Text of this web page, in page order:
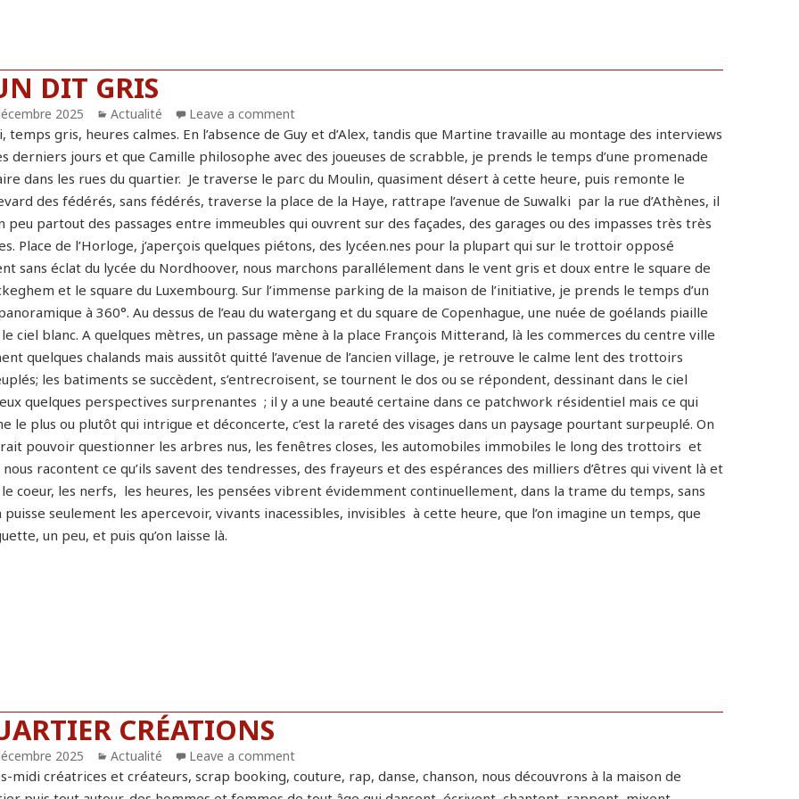
DIT GRIS
2025 Catégories
Actualité Leave a comment
temps gris, heures calmes. En l’absence de Guy et d’Alex, tandis que Martine travaille au montage des interviews
derniers jours et que Camille philosophe avec des joueuses de scrabble, je prends le temps d’une promenade
dans les rues du quartier. Je traverse le parc du Moulin, quasiment désert à cette heure, puis remonte le
des fédérés, sans fédérés, traverse la place de la Haye, rattrape l’avenue de Suwalki par la rue d’Athènes, il
peu partout des passages entre immeubles qui ouvrent sur des façades, des garages ou des impasses très très
Place de l’Horloge, j’aperçois quelques piétons, des lycéen.nes pour la plupart qui sur le trottoir opposé
sans éclat du lycée du Nordhoover, nous marchons parallélement dans le vent gris et doux entre le square de
et le square du Luxembourg. Sur l’immense parking de la maison de l’initiative, je prends le temps d’un
à 360°. Au dessus de l’eau du watergang et du square de Copenhague, une nuée de goélands piaille
ciel blanc. A quelques mètres, un passage mène à la place François Mitterand, là les commerces du centre ville
quelques chalands mais aussitôt quitté l’avenue de l’ancien village, je retrouve le calme lent des trottoirs
les batiments se succèdent, s’entrecroisent, se tournent le dos ou se répondent, dessinant dans le ciel
quelques perspectives surprenantes ; il y a une beauté certaine dans ce patchwork résidentiel mais ce qui
le plus ou plutôt qui intrigue et déconcerte, c’est la rareté des visages dans un paysage pourtant surpeuplé. On
pouvoir questionner les arbres nus, les fenêtres closes, les automobiles immobiles le long des trottoirs et
nous racontent ce qu’ils savent des tendresses, des frayeurs et des espérances des milliers d’êtres qui vivent là et
coeur, les nerfs, les heures, les pensées vibrent évidemment continuellement, dans la trame du temps, sans
puisse seulement les apercevoir, vivants inacessibles, invisibles à cette heure, que l’on imagine un temps, que
un peu, et puis qu’on laisse là.
CRÉATIONS
2025 Catégories
Actualité Leave a comment
midi créatrices et créateurs, scrap booking, couture, rap, danse, chanson, nous découvrons à la maison de